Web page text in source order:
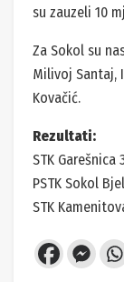
su zauzeli 10
Za Sokol su
Milivoj Santaj,
Kovačić.
Rezultati:
STK Garešnica
PSTK Sokol
STK